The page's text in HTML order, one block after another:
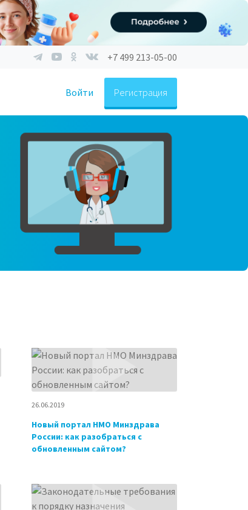
+7 499 213-05-00
Войти Регистрация
26.06.2019
Новый портал НМО Минздрава
России: как разобраться с
обновленным сайтом?